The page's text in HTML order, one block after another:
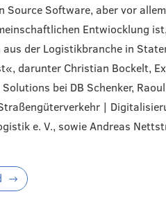
Source Software, aber vor
Entwiocklung
aus der Logistikbranche in
darunter Christian Bockelt,
bei DB Schenker,
|
e. V., sowie Andreas